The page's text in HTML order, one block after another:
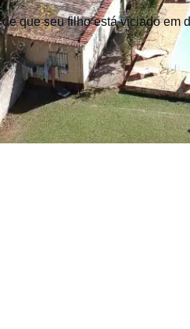
que seu filho está viciado em